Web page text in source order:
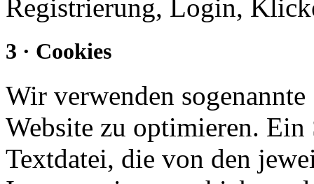
Registrierung, Login,
3 · Cookies
Wir verwenden
Website zu optimieren.
Textdatei, die von den